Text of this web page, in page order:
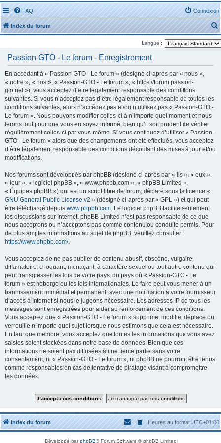
FAQ Connexion
Index du forum
e
c
Langue :
Passion-GTO - Le forum - Enregistrement
En accédant à « Passion-GTO - Le forum » (désigné ci-après par « nous »,
« notre », « nos », « Passion-GTO - Le forum », « https://forum.passion-
gto.net »), vous acceptez d’être légalement responsable des conditions
suivantes. Si vous n’acceptez pas d’être légalement responsable de toutes les
conditions suivantes, alors n’accédez pas et/ou n’utilisez pas « Passion-GTO -
Le forum ». Nous pouvons modifier celles-ci à n’importe quel moment et nous
ferons tout pour que vous en soyez informé, bien qu’il soit prudent de vérifier
régulièrement celles-ci par vous-même. Si vous continuez d’utiliser « Passion-
GTO - Le forum » alors que des changements ont été effectués, vous acceptez
d’être légalement responsable des conditions découlant des mises à jour et/ou
modifications.
Nos forums sont développés par phpBB (désigné ci-après par « ils », « eux »,
« leur », « logiciel phpBB », « www.phpbb.com », « phpBB Limited »,
« Équipes phpBB ») qui est un script libre de forum, déclaré sous la licence «
GNU General Public License v2 » (désigné ci-après par « GPL ») et qui peut
être téléchargé depuis www.phpbb.com. Le logiciel phpBB facilite seulement
les discussions sur Internet. phpBB Limited n’est pas responsable de ce que
nous acceptons ou n’acceptons pas comme contenu ou conduite permis. Pour
de plus amples informations au sujet de phpBB, veuillez consulter :
https://www.phpbb.com/.
Vous acceptez de ne pas publier de contenu abusif, obscène, vulgaire,
diffamatoire, choquant, menaçant, à caractère sexuel ou tout autre contenu qui
peut transgresser les lois de votre pays, du pays où « Passion-GTO - Le
forum » est hébergé ou les lois internationales. Le faire peut vous mener à un
bannissement immédiat et permanent, avec une notification à votre fournisseur
d’accès à Internet si nous le jugeons nécessaire. Les adresses IP de tous les
messages sont enregistrées pour aider au renforcement de ces conditions.
Vous acceptez que « Passion-GTO - Le forum » supprime, modifie, déplace ou
verrouille n’importe quel sujet lorsque nous estimons que cela est nécessaire.
En tant que membre, vous acceptez que toutes les informations que vous avez
saisies soient stockées dans notre base de données. Bien que ces
informations ne soient pas diffusées à une tierce partie sans votre
consentement, ni « Passion-GTO - Le forum », ni phpBB ne pourront être tenus
comme responsables en cas de tentative de piratage visant à compromettre
les données.
Index du forum Heures au formatUTC+01:00
Développé parphpBB® Forum Software © phpBB Limited